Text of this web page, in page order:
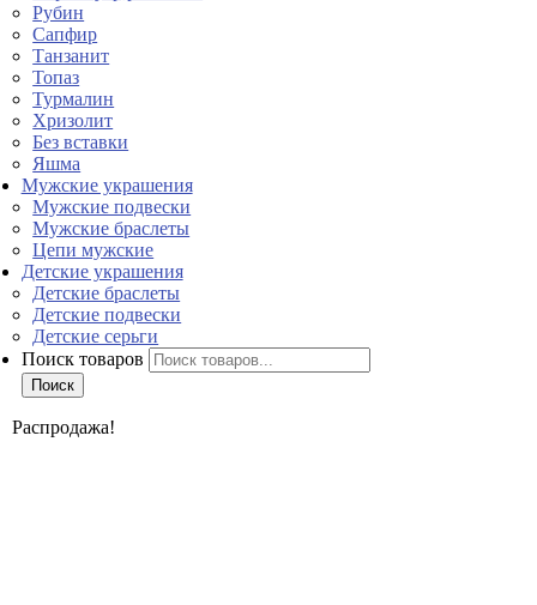
Рубин
Сапфир
Танзанит
Топаз
Турмалин
Хризолит
Без вставки
Яшма
Мужские украшения
Мужские подвески
Мужские браслеты
Цепи мужские
Детские украшения
Детские браслеты
Детские подвески
Детские серьги
Поиск товаров
Поиск
Распродажа!